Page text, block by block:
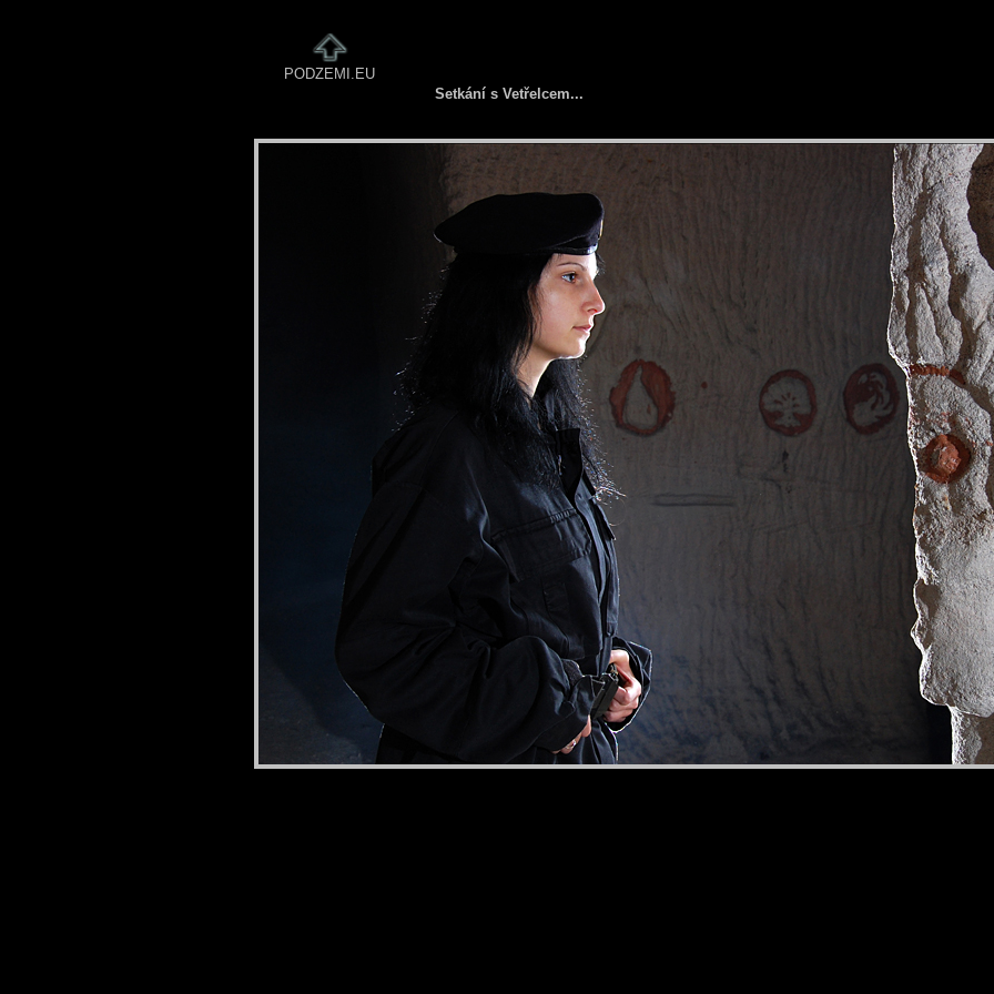
PODZEMI.EU
Setkání s Vetřelcem...